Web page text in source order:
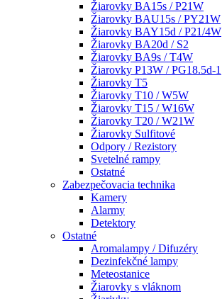
Žiarovky BA15s / P21W
Žiarovky BAU15s / PY21W
Žiarovky BAY15d / P21/4W
Žiarovky BA20d / S2
Žiarovky BA9s / T4W
Žiarovky P13W / PG18.5d-1
Žiarovky T5
Žiarovky T10 / W5W
Žiarovky T15 / W16W
Žiarovky T20 / W21W
Žiarovky Sulfitové
Odpory / Rezistory
Svetelné rampy
Ostatné
Zabezpečovacia technika
Kamery
Alarmy
Detektory
Ostatné
Aromalampy / Difuzéry
Dezinfekčné lampy
Meteostanice
Žiarovky s vláknom